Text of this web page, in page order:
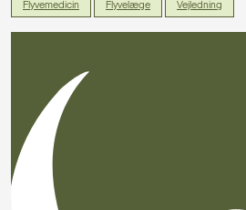
Flyvemedicin Flyvelæge Vejledning